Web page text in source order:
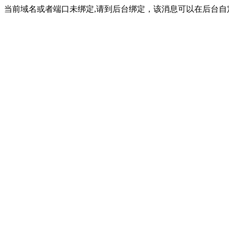
当前域名或者端口未绑定,请到后台绑定，该消息可以在后台自